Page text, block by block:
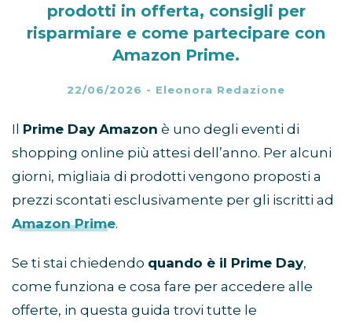
prodotti in offerta, consigli per
risparmiare e come partecipare con
Amazon Prime.
22/06/2026 - Eleonora Redazione
Il Prime Day Amazon è uno degli eventi di
shopping online più attesi dell’anno. Per alcuni
giorni, migliaia di prodotti vengono proposti a
prezzi scontati esclusivamente per gli iscritti ad
Amazon Prime.
Se ti stai chiedendo quando è il Prime Day,
come funziona e cosa fare per accedere alle
offerte, in questa guida trovi tutte le